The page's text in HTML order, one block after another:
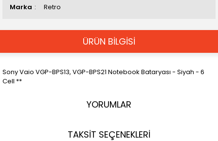
Marka Retro
ÜRÜN BİLGİSİ
Sony Vaio VGP-BPS13, VGP-BPS21 Notebook Bataryası - Siyah - 6
Cell **
YORUMLAR
TAKSİT SEÇENEKLERİ